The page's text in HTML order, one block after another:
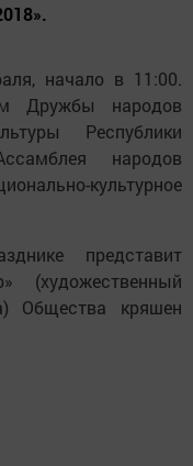
начало в 11:00.
Дружбы народов
Республики
народов
культурное
представит
(художественный
Общества кряшен